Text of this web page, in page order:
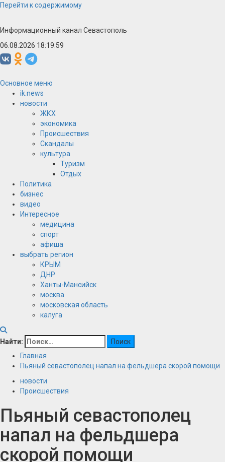
Перейти к содержимому
Информационный канал Севастополь
06.08.2026 18:19:59
Основное меню
ik.news
новости
ЖКХ
экономика
Происшествия
Скандалы
культура
Туризм
Отдых
Политика
бизнес
видео
Интересное
медицина
спорт
афиша
выбрать регион
КРЫМ
ДНР
Ханты-Мансийск
москва
московская область
калуга
Найти:
Главная
Пьяный севастополец напал на фельдшера скорой помощи
новости
Происшествия
Пьяный севастополец
напал на фельдшера
скорой помощи